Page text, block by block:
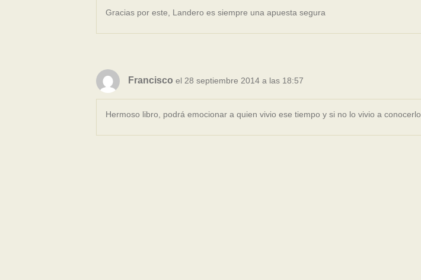
Gracias por este, Landero es siempre una apuesta segura
Francisco el 28 septiembre 2014 a las 18:57
Hermoso libro, podrá emocionar a quien vivio ese tiempo y si no lo vivio a conocerlo